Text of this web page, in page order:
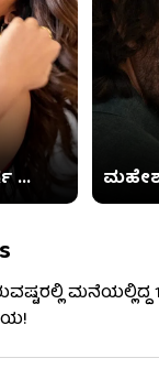
... ಮಹೇಶ್
ಮನೆಯಲ್ಲಿದ್ದ